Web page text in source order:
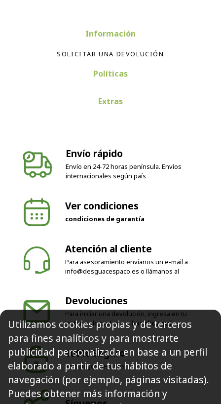
Información
SOLICITAR UNA DEVOLUCIÓN
Políticas
Extras
Envío rápido
Envío en 24-72 horas península. Envíos
internacionales según país
Ver condiciones
condiciones de garantía
Atención al cliente
Para asesoramiento envíanos un e-mail a
info@desguacespaco.es o llámanos al
Devoluciones
Para iniciar una devolución, ingresa en tu
historial de pedidos o haz clic aquí
100% Seguro
Solo pagos seguros
Utilizamos cookies propias y de terceros
para fines analíticos y para mostrarte
publicidad personalizada en base a un perfil
elaborado a partir de tus hábitos de
navegación (por ejemplo, páginas visitadas).
Puedes obtener más información y